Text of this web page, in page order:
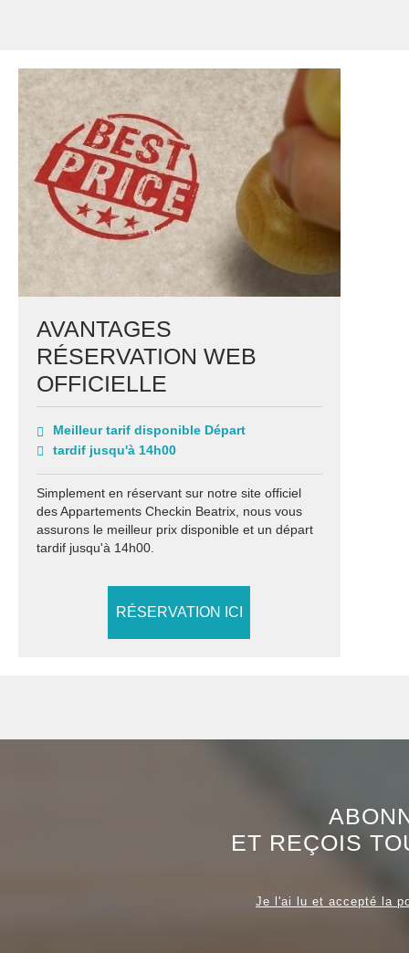
AVANTAGES
RÉSERVATION WEB
OFFICIELLE
Meilleur tarif disponible Départ
tardif jusqu'à 14h00
Simplement en réservant sur notre site officiel
des Appartements Checkin Beatrix, nous vous
assurons le meilleur prix disponible et un départ
tardif jusqu'à 14h00.
RÉSERVATION ICI
ET REÇOIS
Je l'ai lu et accepté la